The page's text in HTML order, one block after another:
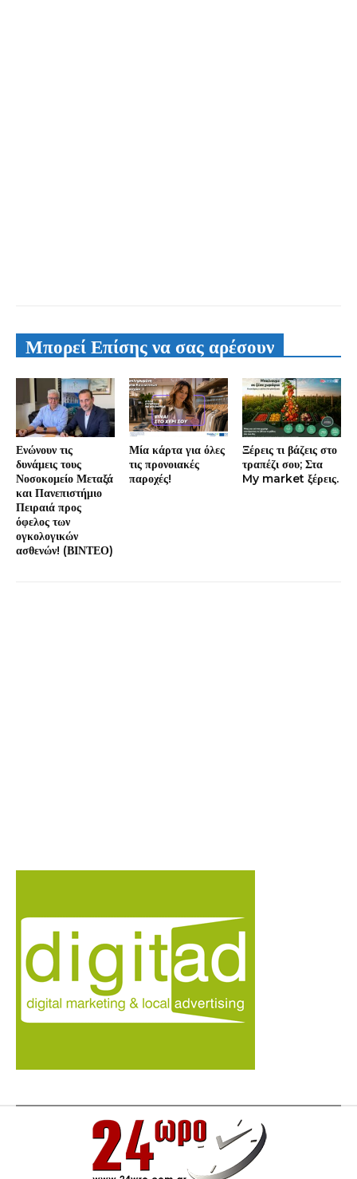
Μπορεί Επίσης να σας αρέσουν
Ενώνουν τις
δυνάμεις τους
Νοσοκομείο Μεταξά
και Πανεπιστήμιο
Πειραιά προς
όφελος των
ογκολογικών
ασθενών! (ΒΙΝΤΕΟ)
Μία κάρτα για όλες
τις προνοιακές
παροχές!
Ξέρεις τι βάζεις στο
τραπέζι σου; Στα
My market ξέρεις.